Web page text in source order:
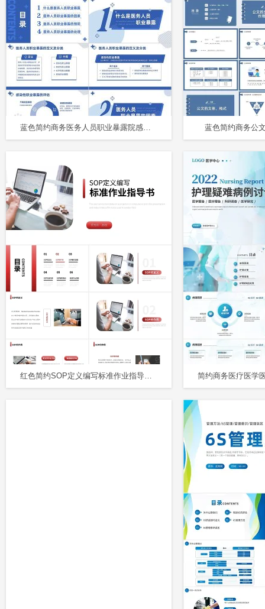
蓝色简约商务医务人员职业暴露院感安全培训课件PPT模板 蓝色简约商务公
红色简约SOP定义编写标准作业指导书PPT模板